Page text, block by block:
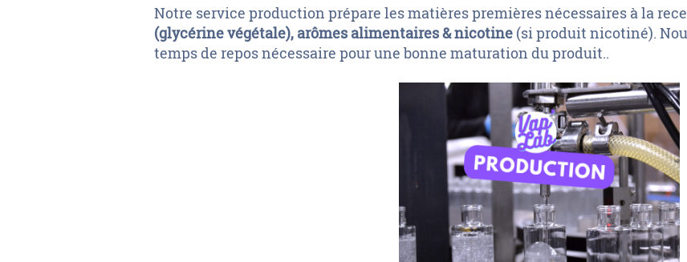
Notre service production prépare les matières premières nécessaires à la
(glycérine végétale), arômes alimentaires & nicotine (si produit nicotiné).
temps de repos nécessaire pour une bonne maturation du produit..